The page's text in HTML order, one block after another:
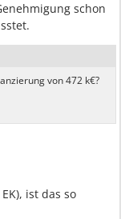
schon
von 472 k€?
ist das so